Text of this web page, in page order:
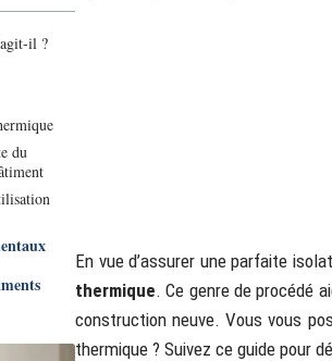
il ?
du
En vue d’assurer une parfaite
thermique. Ce genre de procédé
construction neuve. Vous vous
thermique ? Suivez ce guide pour